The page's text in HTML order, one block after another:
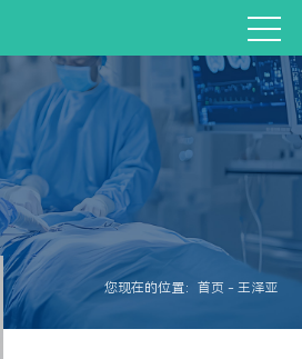
您现在的位置：首页 - 王泽亚